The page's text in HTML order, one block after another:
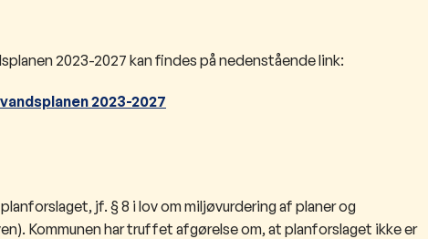
2023-2027 kan findes på nedenstående link:
2023-2027​
jf. § 8 i lov om miljøvurdering af planer og
Kommunen har truffet afgørelse om, at planforslaget ikke er